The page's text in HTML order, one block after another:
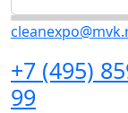
+7 (495)
99